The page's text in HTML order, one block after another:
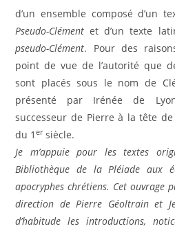
d’un ensemble composé d’un
Pseudo-Clément et d’un texte
pseudo-Clément. Pour des
point de vue de l’autorité que
sont placés sous le nom de
présenté par Irénée de
successeur de Pierre à la tête
du 1ersiècle.
Je m’appuie pour les textes
Bibliothèque de la Pléiade aux
apocryphes chrétiens. Cet ouvrage
direction de Pierre Géoltrain et
d’habitude les introductions,